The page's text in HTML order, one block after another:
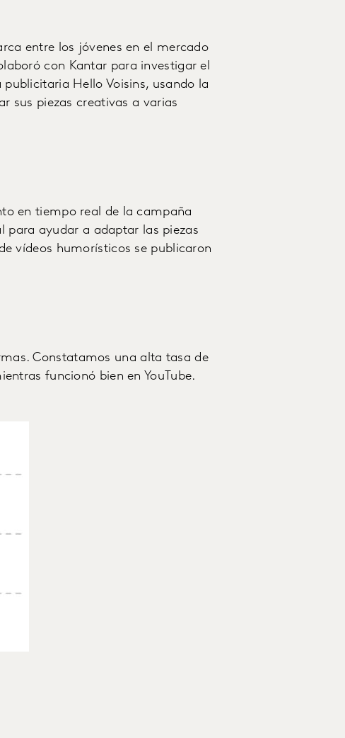
entre los jóvenes en el mercado
con Kantar para investigar el
Hello Voisins, usando la
sus piezas creativas a varias
en tiempo real de la campaña
para ayudar a adaptar las piezas
vídeos humorísticos se publicaron
Constatamos una alta tasa de
funcionó bien en YouTube.